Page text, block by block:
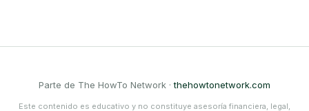
Parte de The HowTo Network ·thehowtonetwork.com
Este contenido es educativo y no constituye asesoría financiera, legal,